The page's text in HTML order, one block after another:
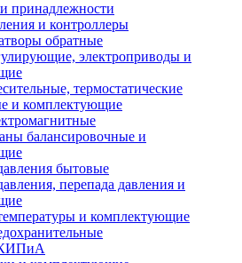
принадлежности
и контроллеры
обратные
электроприводы и
термостатические
и комплектующие
балансировочные и
бытовые
перепада давления и
и комплектующие
КИПиА